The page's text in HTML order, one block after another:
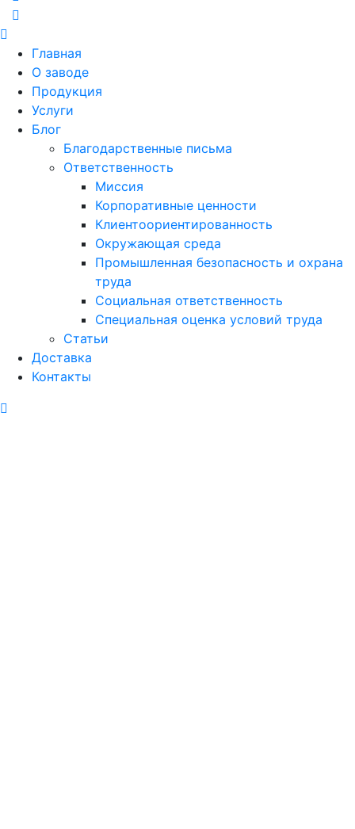
Главная
О заводе
Продукция
Услуги
Блог
Благодарственные письма
Ответственность
Миссия
Корпоративные ценности
Клиентоориентированность
Окружающая среда
Промышленная безопасность и охрана
труда
Социальная ответственность
Специальная оценка условий труда
Статьи
Доставка
Контакты